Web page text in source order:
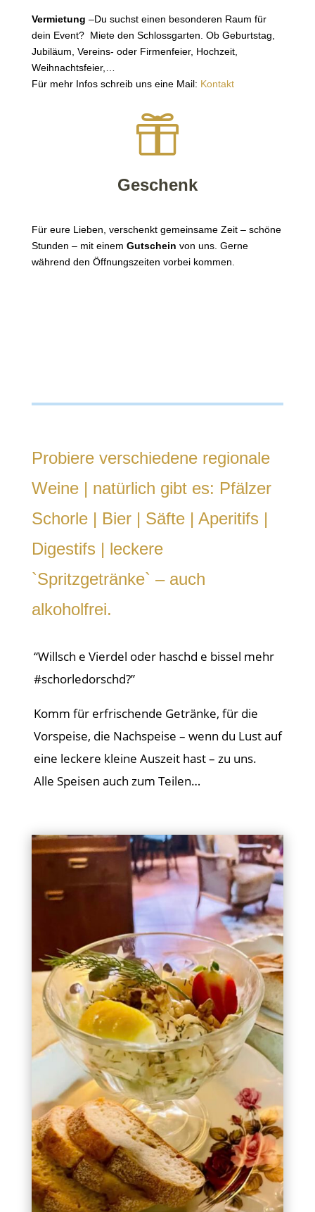
Vermietung –Du suchst einen besonderen Raum für
dein Event? Miete den Schlossgarten. Ob Geburtstag,
Jubiläum, Vereins- oder Firmenfeier, Hochzeit,
Weihnachtsfeier,…
Für mehr Infos schreib uns eine Mail: Kontakt

Geschenk
Für eure Lieben, verschenkt gemeinsame Zeit – schöne
Stunden – mit einem Gutschein von uns. Gerne
während den Öffnungszeiten vorbei kommen.
Probiere verschiedene regionale
Weine | natürlich gibt es: Pfälzer
Schorle | Bier | Säfte | Aperitifs |
Digestifs | leckere
`Spritzgetränke` – auch
alkoholfrei.
“Willsch e Vierdel oder haschd e bissel mehr
#schorledorschd?”
Komm für erfrischende Getränke, für die
Vorspeise, die Nachspeise – wenn du Lust auf
eine leckere kleine Auszeit hast – zu uns.
Alle Speisen auch zum Teilen…